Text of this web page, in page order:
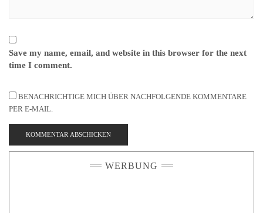
Save my name, email, and website in this browser for the next
time I comment.
BENACHRICHTIGE MICH ÜBER NACHFOLGENDE KOMMENTARE
PER E-MAIL.
WERBUNG